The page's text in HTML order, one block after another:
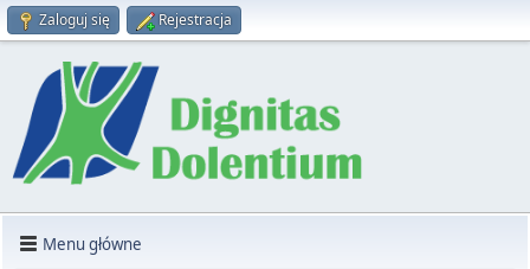
Zaloguj się Rejestracja
Menu główne